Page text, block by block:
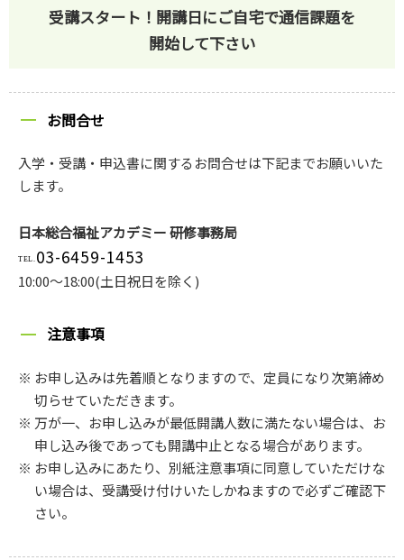
受講スタート！ 開講日にご自宅で通信課題を
開始して下さい
お問合せ
入学・受講・申込書に関するお問合せは下記までお願いいた
します。
日本総合福祉アカデミー 研修事務局
03-6459-1453
10:00～18:00(土日祝日を除く)
注意事項
お申し込みは先着順となりますので、定員になり次第締め
切らせていただきます。
万が一、お申し込みが最低開講人数に満たない場合は、お
申し込み後であっても開講中止となる場合があります。
お申し込みにあたり、別紙注意事項に同意していただけな
い場合は、受講受け付けいたしかねますので必ずご確認下
さい。